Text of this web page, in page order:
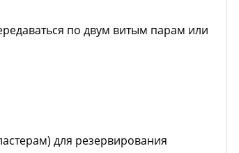
по двум витым парам или
для резервирования